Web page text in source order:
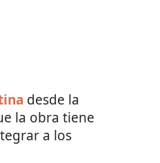
desde la
la obra tiene
a los